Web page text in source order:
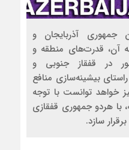
آذربایجان و
آن، قدرت‌های منطقه و
در قفقاز جنوبی و
بیشینه‌سازی منافع
خواهد توانست با توجه
با هردو جمهوری قفقازی
سازد.